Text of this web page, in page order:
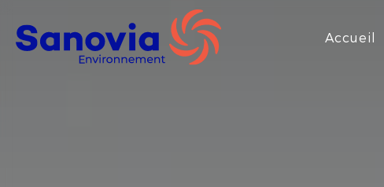
ENVIRONNEMENTAccueil